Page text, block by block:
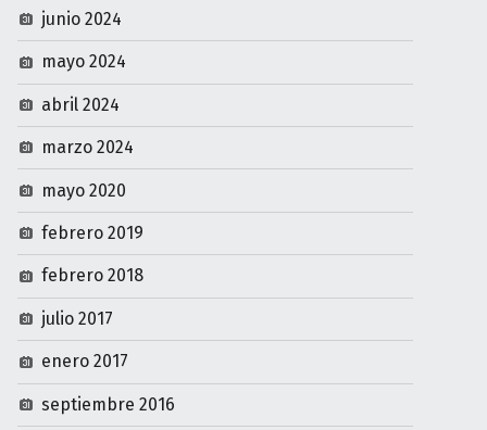
junio 2024
mayo 2024
abril 2024
marzo 2024
mayo 2020
febrero 2019
febrero 2018
julio 2017
enero 2017
septiembre 2016